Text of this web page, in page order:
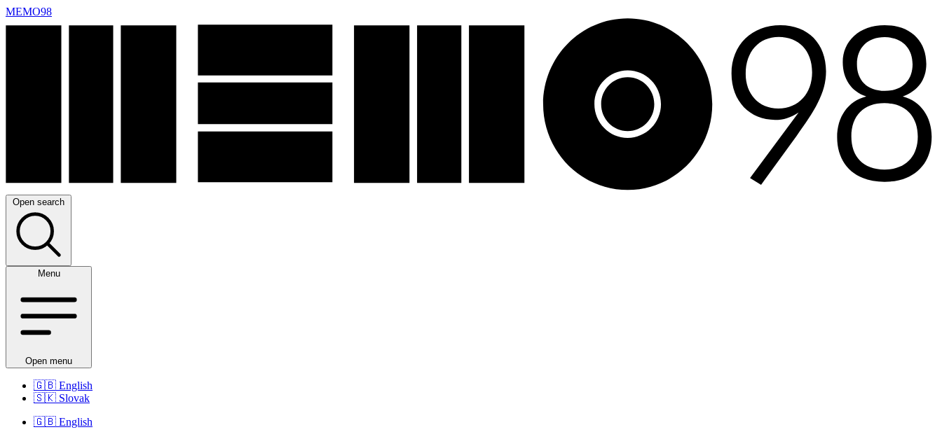
MEMO98
Open search
Menu
Open menu
🇬🇧 English
🇸🇰 Slovak
🇬🇧 English